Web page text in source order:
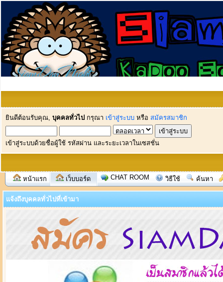
ยินดีต้อนรับคุณ, บุคคลทั่วไป กรุณา เข้าสู่ระบบ หรือ สมัครสมาชิก
เข้าสู่ระบบด้วยชื่อผู้ใช้ รหัสผ่าน และระยะเวลาในเซสชั่น
หน้าแรก เว็บบอร์ด CHAT ROOM วิธีใช้ ค้นหา
แจ้งถึงบุคคลทั่วไปที่เข้ามา